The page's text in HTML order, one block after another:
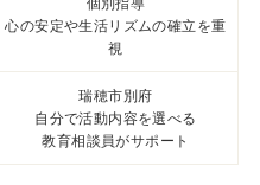
心の安定や生活リズムの確立を重
視
瑞穂市別府
自分で活動内容を選べる
教育相談員がサポート